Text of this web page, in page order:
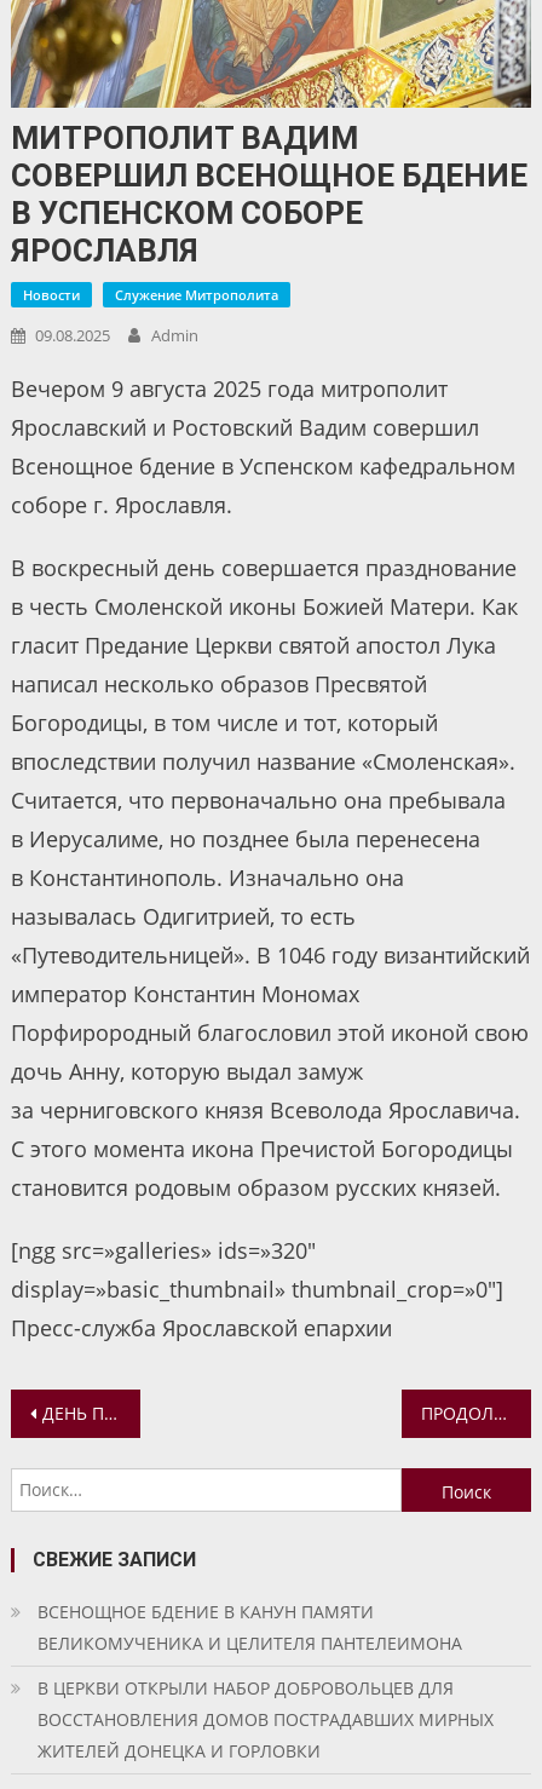
МИТРОПОЛИТ ВАДИМ
СОВЕРШИЛ ВСЕНОЩНОЕ БДЕНИЕ
В УСПЕНСКОМ СОБОРЕ
ЯРОСЛАВЛЯ
Новости Служение Митрополита
09.08.2025 Admin
Вечером 9 августа 2025 года митрополит
Ярославский и Ростовский Вадим совершил
Всенощное бдение в Успенском кафедральном
соборе г. Ярославля.
В воскресный день совершается празднование
в честь Смоленской иконы Божией Матери. Как
гласит Предание Церкви святой апостол Лука
написал несколько образов Пресвятой
Богородицы, в том числе и тот, который
впоследствии получил название «Смоленская».
Считается, что первоначально она пребывала
в Иерусалиме, но позднее была перенесена
в Константинополь. Изначально она
называлась Одигитрией, то есть
«Путеводительницей». В 1046 году византийский
император Константин Мономах
Порфирородный благословил этой иконой свою
дочь Анну, которую выдал замуж
за черниговского князя Всеволода Ярославича.
С этого момента икона Пречистой Богородицы
становится родовым образом русских князей.
[ngg src=»galleries» ids=»320″
display=»basic_thumbnail» thumbnail_crop=»0″]
Пресс-служба Ярославской епархии
Навигация
по
записям
ДЕНЬ ПАМЯТИ ВЕЛИКОМУЧЕНИКА И ЦЕЛИТЕЛЯ ПАНТЕЛЕИМОНА ПРОДОЛЖАЕТСЯ РАБОТА МОЛОДЕЖНОГО ИСТОРИКО-КУЛЬТУРНОГО ФОРУМА «ИСТОКИ»
Найти:
СВЕЖИЕ ЗАПИСИ
ВСЕНОЩНОЕ БДЕНИЕ В КАНУН ПАМЯТИ
ВЕЛИКОМУЧЕНИКА И ЦЕЛИТЕЛЯ ПАНТЕЛЕИМОНА
В ЦЕРКВИ ОТКРЫЛИ НАБОР ДОБРОВОЛЬЦЕВ ДЛЯ
ВОССТАНОВЛЕНИЯ ДОМОВ ПОСТРАДАВШИХ МИРНЫХ
ЖИТЕЛЕЙ ДОНЕЦКА И ГОРЛОВКИ